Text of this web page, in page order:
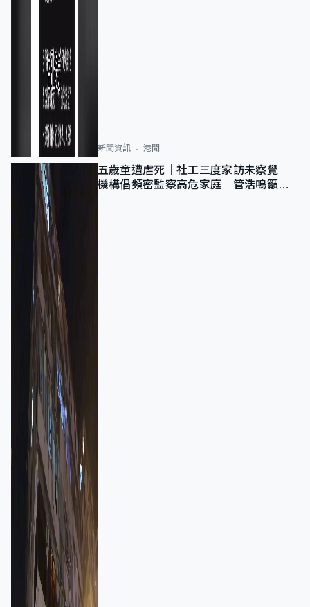
新聞資訊 港聞
五歲童遭虐死｜社工三度家訪未察覺
機構倡頻密監察高危家庭 管浩鳴籲加